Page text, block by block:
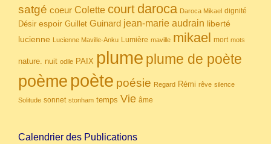
satgé coeur Colette court daroca Daroca Mikael dignité
Désir espoir Guillet Guinard jean-marie audrain liberté
lucienne Lucienne Maville-Anku Lumière maville mikael mort mots
nature. nuit odile PAIX plume plume de poète
poème poète poésie Regard Rémi rêve silence
Solitude sonnet stonham temps Vie âme
Calendrier des Publications